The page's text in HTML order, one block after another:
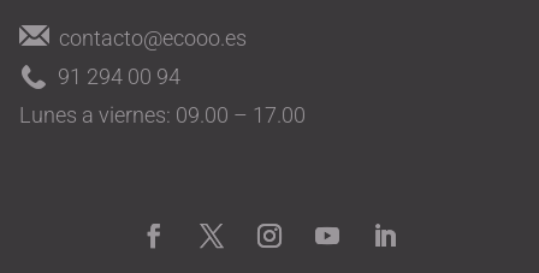
contacto@ecooo.es
91 294 00 94
Lunes a viernes: 09.00 – 17.00